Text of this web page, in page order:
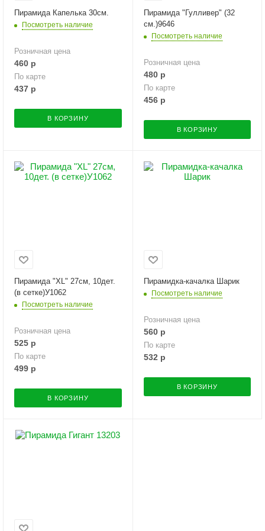
Пирамида Капелька 30см.
Посмотреть наличие
Розничная цена
460 р
По карте
437 р
В КОРЗИНУ
Пирамида "Гулливер" (32
см.)9646
Посмотреть наличие
Розничная цена
480р
По карте
456р
В КОРЗИНУ
Пирамида "XL" 27см, 10дет.
(в сетке)У1062
Посмотреть наличие
Розничная цена
525 р
По карте
499 р
В КОРЗИНУ
Пирамидка-качалка Шарик
Посмотреть наличие
Розничная цена
560р
По карте
532 р
В КОРЗИНУ